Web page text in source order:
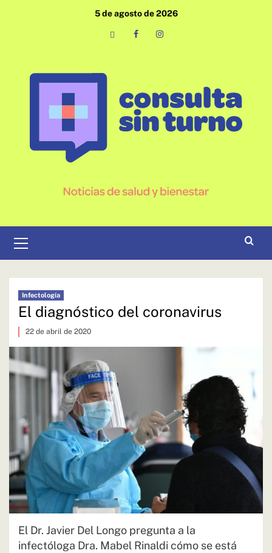
5 de agosto de 2026
primario
Infectología
El diagnóstico del coronavirus
22 de abril de 2020
El Dr. Javier Del Longo pregunta a la
infectóloga Dra. Mabel Rinaldi cómo se está